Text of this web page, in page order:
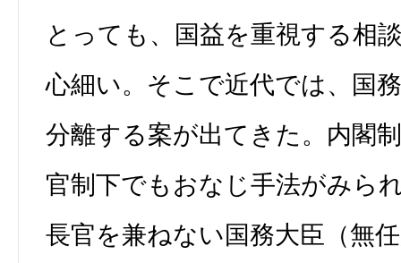
とっても、国益を重視する相
心細い。そこで近代では、国
分離する案が出てきた。内閣
官制下でもおなじ手法がみら
長官を兼ねない国務大臣（無